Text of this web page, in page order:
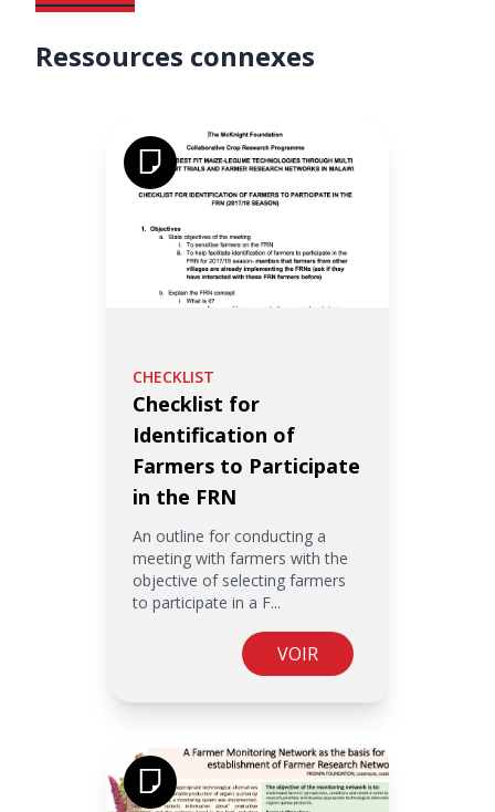
Ressources connexes
CHECKLIST
Checklist for
Identification of
Farmers to Participate
in the FRN
An outline for conducting a
meeting with farmers with the
objective of selecting farmers
to participate in a F...
VOIR